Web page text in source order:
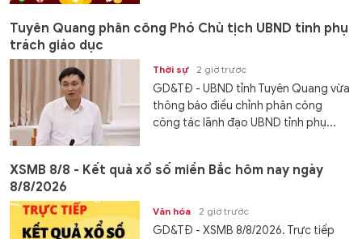
Tuyên Quang phân công Phó Chủ tịch UBND tỉnh phụ
trách giáo dục
Thời sự 2 giờ trước
GD&TĐ - UBND tỉnh Tuyên Quang vừa
thông báo điều chỉnh phân công
công tác lãnh đạo UBND tỉnh phụ...
XSMB 8/8 - Kết quả xổ số miền Bắc hôm nay ngày
8/8/2026
Văn hóa 2 giờ trước
GD&TĐ - XSMB 8/8/2026. Trực tiếp